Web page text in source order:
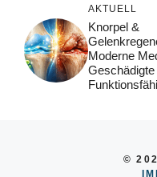
AKTUELL
Knorpel &
Moderne
©